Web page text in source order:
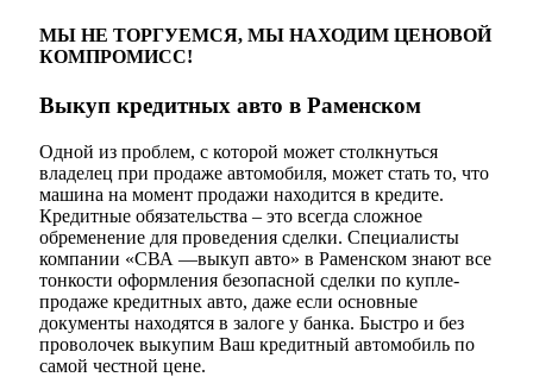
МЫ НЕ ТОРГУЕМСЯ, МЫ НАХОДИМ ЦЕНОВОЙ
КОМПРОМИСС!
Выкуп кредитных авто в Раменском
Одной из проблем, с которой может столкнуться
владелец при продаже автомобиля, может стать то, что
машина на момент продажи находится в кредите.
Кредитные обязательства – это всегда сложное
обременение для проведения сделки. Специалисты
компании «СВА —выкуп авто» в Раменском знают все
тонкости оформления безопасной сделки по купле-
продаже кредитных авто, даже если основные
документы находятся в залоге у банка. Быстро и без
проволочек выкупим Ваш кредитный автомобиль по
самой честной цене.